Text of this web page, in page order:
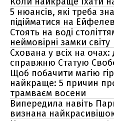
5 нюансів, які треба
підійматися на
Стоять на воді
неймовірні замки світу
Схована у всіх на очах:
справжню Статую
Щоб побачити магію
найкраще: 5 причин
трамваєм восени
Випередила навіть
визнана